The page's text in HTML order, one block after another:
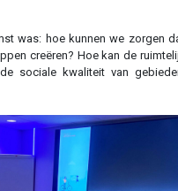
was: hoe kunnen we zorgen
creëren? Hoe kan de
sociale kwaliteit van